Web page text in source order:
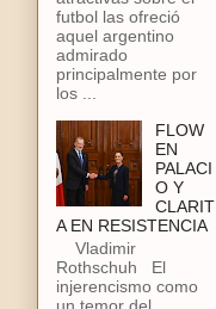
futbol las ofreció
aquel argentino
admirado
principalmente por
los ...
FLOW
EN
PALACI
O Y
CLARIT
A EN RESISTENCIA
Vladimir
Rothschuh El
injerencismo como
un temor del